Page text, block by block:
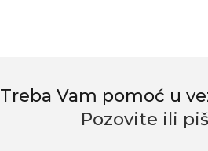
Treba Vam pomoć u
Pozovite ili